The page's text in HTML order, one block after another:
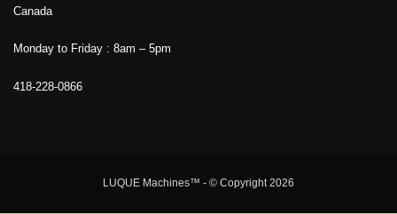
Canada
Monday to Friday : 8am – 5pm
418-228-0866
LUQUE Machines™ - © Copyright 2026